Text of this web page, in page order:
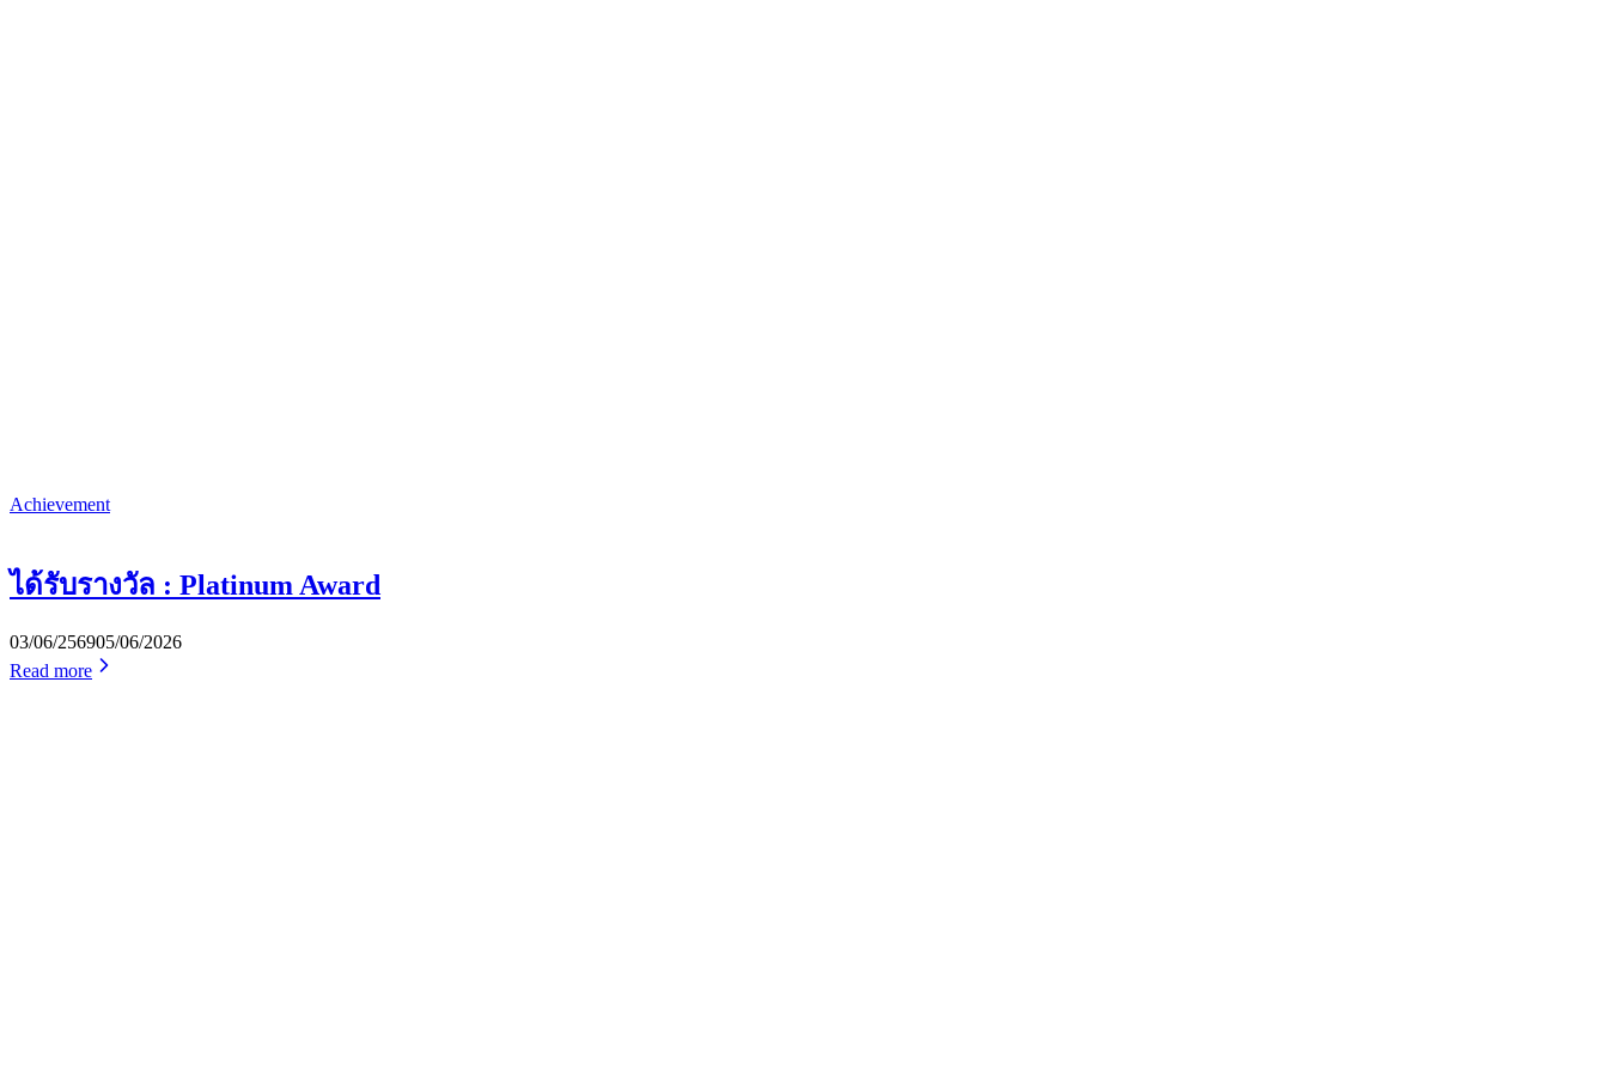
Achievement
ได้รับรางวัล : Platinum Award
03/06/256905/06/2026
Read more